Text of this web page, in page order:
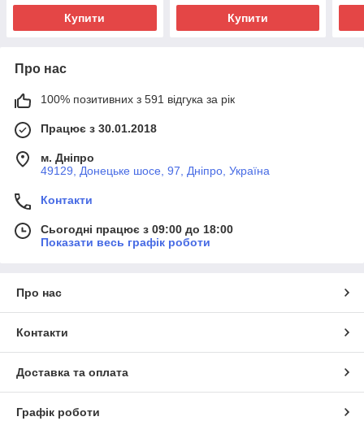
Купити Купити
Про нас
100% позитивних з 591 відгука за рік
Працює з 30.01.2018
м. Дніпро
49129, Донецьке шосе, 97, Дніпро, Україна
Контакти
Сьогодні працює з 09:00 до 18:00
Показати весь графік роботи
Про нас
Контакти
Доставка та оплата
Графік роботи